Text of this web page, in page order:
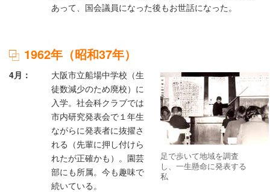
あって、国会議員になった後もお世話になった。
1962年（昭和37年）
4月
足で歩いて地域を調査
し、一生懸命に発表する
私
大阪市立船場中学校（生
徒数減少のため廃校）に
入学。社会科クラブでは
市内研究発表会で１年生
ながらに発表者に抜擢さ
れる（先輩に押し付けら
れたが正確かも）。園芸
部にも所属。今も趣味で
続いている。